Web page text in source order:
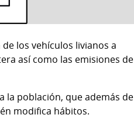
los vehículos livianos a
así como las emisiones de
la población, que además de
modifica hábitos.